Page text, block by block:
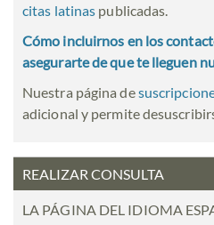
citas latinas publicadas.
Cómo incluirnos en los
asegurarte de que te lleguen
Nuestra página de
adicional y permite
REALIZAR CONSULTA
LA PÁGINA DEL IDIOMA